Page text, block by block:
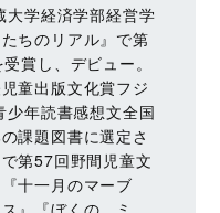
大学経済学部経営学
ちのリアル』で第
賞し、デビュー。
童出版文化賞フジ
年読書感想文全国
課題図書に選定さ
第57回野間児童文
十一月のマーブ